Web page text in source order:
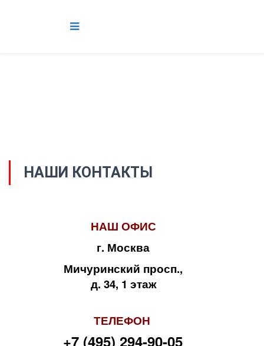
НАШИ КОНТАКТЫ
НАШ ОФИС
г. Москва
Мичуринский просп.,
д. 34, 1 этаж
ТЕЛЕФОН
+7 (495) 294-90-05